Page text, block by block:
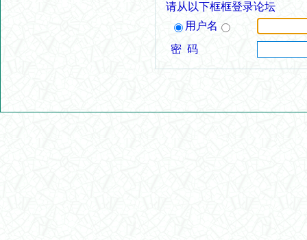
请从以下框框登录论坛
用户名
密 码